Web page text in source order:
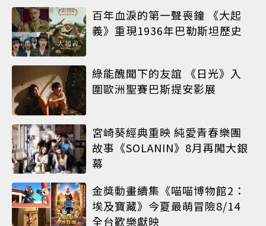
百年血淚的第一聲喪鐘 《大起
義》重現1936年巴勒斯坦歷史
綠能醜聞下的友誼 《日光》入
圍歐洲聖賽巴斯提安影展
宮崎葵經典重映 純愛青春樂團
故事《SOLANIN》8月再闖大銀
幕
金獎動畫續集《喵喵博物館2：
埃及寶藏》今夏最萌冒險8/14
全台歡樂獻映